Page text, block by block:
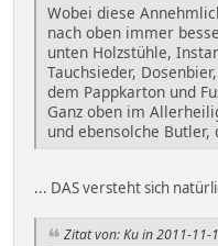
Wobei diese
nach oben immer
unten Holzstühle,
Tauchsieder,
dem Pappkarton und
Ganz oben im
und ebensolche
... DAS versteht sich
Zitat von: Ku in 2011-11-